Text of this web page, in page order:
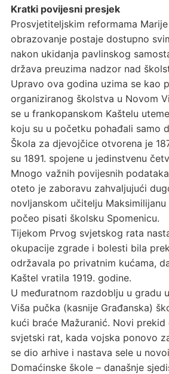
Kratki povijesni presjek
Prosvjetiteljskim reformama
obrazovanje postaje dostupno
nakon ukidanja pavlinskog
država preuzima nadzor nad
Upravo ova godina uzima se kao
organiziranog školstva u Novom
se u frankopanskom Kaštelu
koju su u početku pohađali samo
Škola za djevojčice otvorena je
su 1891. spojene u jedinstvenu
Mnogo važnih povijesnih
oteto je zaboravu zahvaljujući
novljanskom učitelju
počeo pisati školsku Spomenicu.
Tijekom Prvog svjetskog rata
okupacije zgrade i bolesti bila
održavala po privatnim kućama,
Kaštel vratila 1919. godine.
U međuratnom razdoblju u gradu
Viša pučka (kasnije Građanska)
kući braće Mažuranić. Novi prekid
svjetski rat, kada vojska ponovo
se dio arhive i nastava sele u
Domaćinske škole – današnje